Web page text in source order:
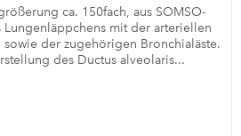
ca. 150fach, aus SOMSO-
Lungenläppchens mit der arteriellen
der zugehörigen Bronchialäste.
des Ductus alveolaris...